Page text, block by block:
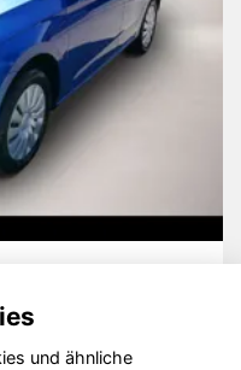
und ähnliche